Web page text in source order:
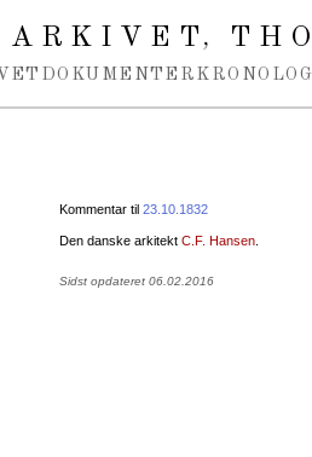
ARKIVET,
DOKUMENTER
Kommentar til 23.10.1832
Den danske arkitekt C.F. Hansen
Sidst opdateret 06.02.2016